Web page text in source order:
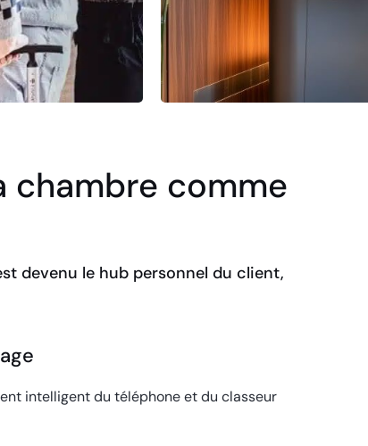
chambre comme
devenu le hub personnel du client,
intelligent du téléphone et du classeur